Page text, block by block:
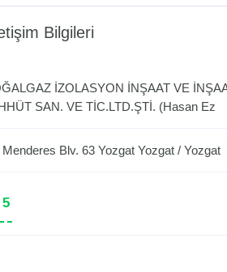
Bilgileri
İZOLASYON İNŞAAT VE
SAN. VE TİC.LTD.ŞTİ. (Hasan Ez
Blv. 63 YozgatYozgat /Yozgat